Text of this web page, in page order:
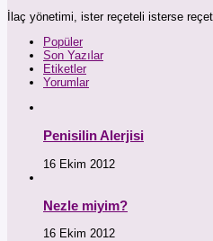
İlaç yönetimi, ister reçeteli isterse
Popüler
Son Yazılar
Etiketler
Yorumlar
Penisilin Alerjisi
16 Ekim 2012
Nezle miyim?
16 Ekim 2012